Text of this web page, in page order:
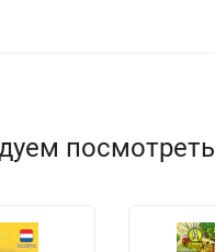
посмотреть